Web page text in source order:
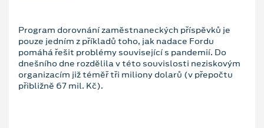
Program dorovnání zaměstnaneckých příspěvků je
pouze jedním z příkladů toho, jak nadace Fordu
pomáhá řešit problémy související s pandemií. Do
dnešního dne rozdělila v této souvislosti neziskovým
organizacím již téměř tři miliony dolarů (v přepočtu
přibližně 67 mil. Kč).